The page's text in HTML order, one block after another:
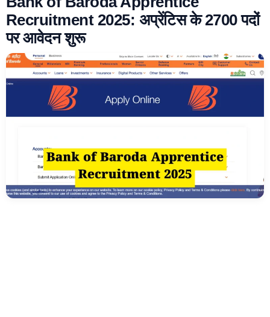
Recruitment 2025: अप्रेंटिस के 2700 पदों
पर आवेदन शुरू